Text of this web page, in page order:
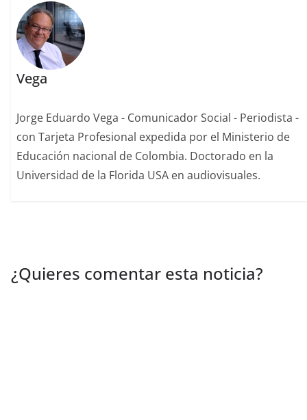
Vega
Jorge Eduardo Vega - Comunicador Social - Periodista -
con Tarjeta Profesional expedida por el Ministerio de
Educación nacional de Colombia. Doctorado en la
Universidad de la Florida USA en audiovisuales.
¿Quieres comentar esta noticia?